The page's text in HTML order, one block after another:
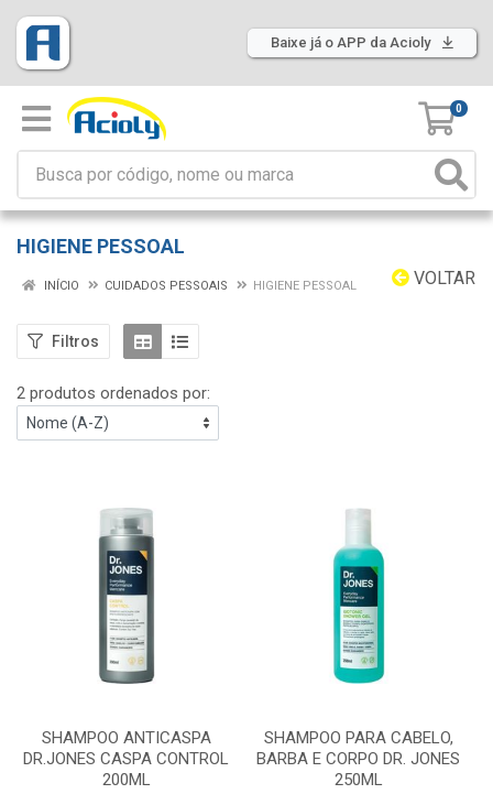
Baixe já o APP da Acioly
0
HIGIENE PESSOAL
VOLTAR
INÍCIO CUIDADOS PESSOAIS HIGIENE PESSOAL
Filtros
2 produtos ordenados por:
SHAMPOO ANTICASPA
DR.JONES CASPA CONTROL
200ML
SHAMPOO PARA CABELO,
BARBA E CORPO DR. JONES
250ML